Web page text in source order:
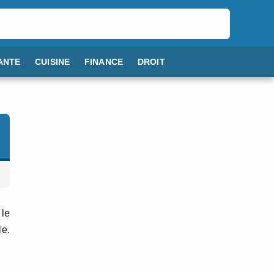
CUISINE FINANCE DROIT
le